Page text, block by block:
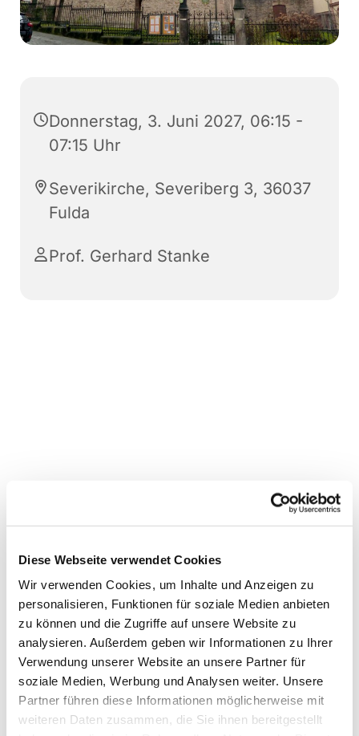
Diese Webseite verwendet Cookies
Wir verwenden Cookies, um Inhalte und Anzeigen zu
personalisieren, Funktionen für soziale Medien anbieten
zu können und die Zugriffe auf unsere Website zu
analysieren. Außerdem geben wir Informationen zu Ihrer
Verwendung unserer Website an unsere Partner für
soziale Medien, Werbung und Analysen weiter. Unsere
Partner führen diese Informationen möglicherweise mit
weiteren Daten zusammen, die Sie ihnen bereitgestellt
Donnerstag, 3. Juni 2027, 06:15 -
07:15 Uhr
Severikirche, Severiberg 3, 36037
Fulda
Prof. Gerhard Stanke
Dies könnte Sie auch
interessieren